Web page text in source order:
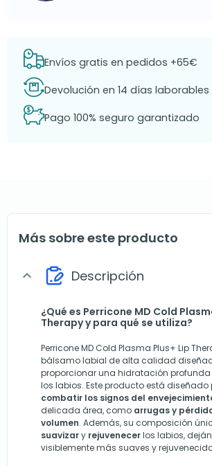
Envíos gratis en pedidos +65€
Devolución en 14 días laborables
Pago 100% seguro garantizado
Más sobre este producto
expand_more Descripción
¿Qué es Perricone MD Cold
Therapy y para qué se utiliza?
Perricone MD Cold Plasma Plus+ Lip
bálsamo labial de alta calidad
proporcionar una hidratación
los labios. Este producto está diseñado
combatir los signos del
delicada área, como arrugas y
volumen. Además, su composición
suavizary rejuvenecerlos labios,
visiblemente más suaves y